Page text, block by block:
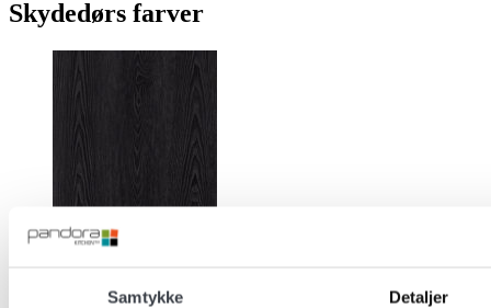
Samtykke Detaljer
Skydedørs farver
Sort Ask